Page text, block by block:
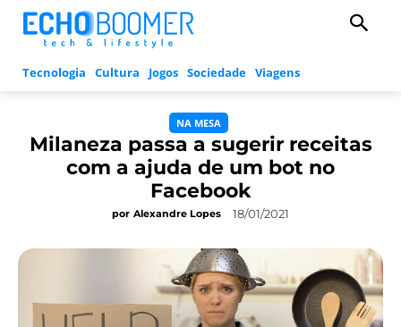
Tecnologia Cultura Jogos Sociedade Viagens
NA MESA
Milaneza passa a sugerir receitas
com a ajuda de um bot no
Facebook
por Alexandre Lopes 18/01/2021